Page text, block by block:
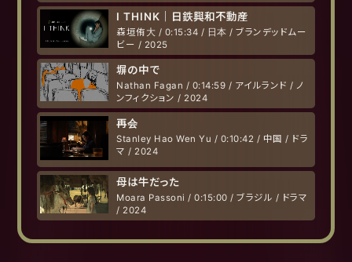
I THINK｜日鉄興和不動産
森垣侑大 / 0:15:34 / 日本 / ブランデッドムー
ビー / 2025
塀の中で
Nathan Fagan / 0:14:59 / アイルランド / ノ
ンフィクション / 2024
再会
Stanley Hao Wen Yu / 0:10:42 / 中国 / ドラ
マ / 2024
母は牛だった
Moara Passoni / 0:15:00 / ブラジル / ドラマ
/ 2024